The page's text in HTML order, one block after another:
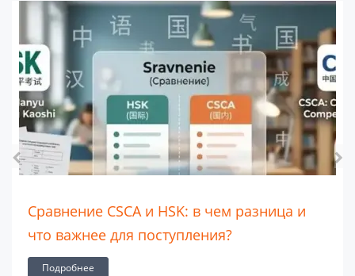
Школа для иностранных граждан Maple
Leaf: образование мирового уровня в
Китае и за рубежом